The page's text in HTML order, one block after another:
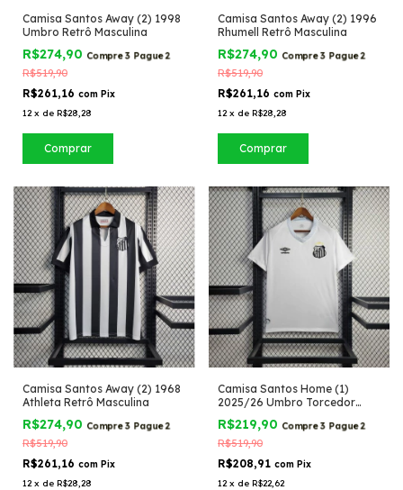
Camisa Santos Away (2) 1998
Umbro Retrô Masculina
R$274,90 Compre 3 Pague 2
R$519,90
R$261,16 com Pix
12 x de R$28,28
Comprar
Camisa Santos Away (2) 1996
Rhumell Retrô Masculina
R$274,90 Compre 3 Pague 2
R$519,90
R$261,16 com Pix
12 x de R$28,28
Comprar
Camisa Santos Away (2) 1968
Athleta Retrô Masculina
R$274,90 Compre 3 Pague 2
R$519,90
R$261,16 com Pix
12 x de R$28,28
Camisa Santos Home (1)
2025/26 Umbro Torcedor
Masculina
R$219,90 Compre 3 Pague 2
R$519,90
R$208,91 com Pix
12 x de R$22,62